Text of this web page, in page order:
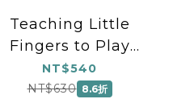
Teaching Little
Fingers to Play
More Disney Tunes
(Mid to Later
NT$540
NT$630 8.6折